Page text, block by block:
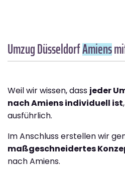
Umzug DüsseldorfAmiens
Weil wir wissen, dass jeder
nach Amiens individuell ist
ausführlich.
Im Anschluss erstellen wir
maßgeschneidertes
nach Amiens.